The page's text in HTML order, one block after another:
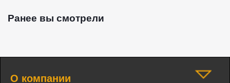
Ранее вы смотрели
О компании